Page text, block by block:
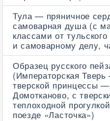
Тула — пряничное
самоварная душа (с
классами от
и самоварному делу,
Образец русского
(Императорская
тверской принцессы
Домотканово, с
теплоходной
поезде «Ласточка»)